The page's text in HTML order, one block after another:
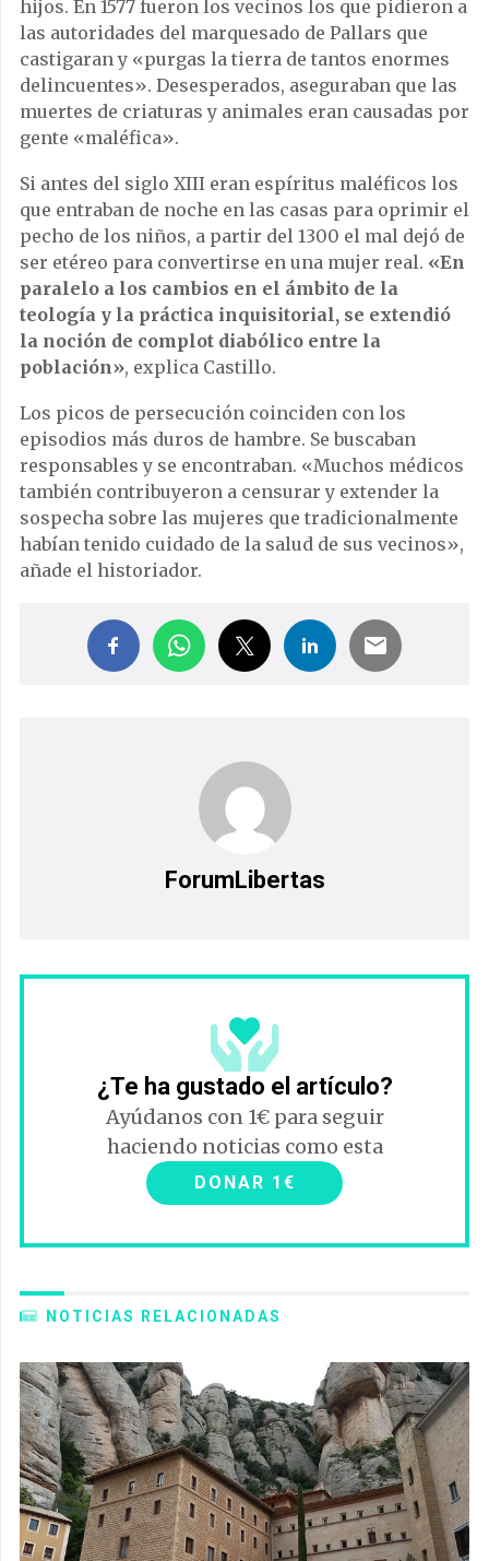
hijos. En 1577 fueron los vecinos los que pidieron a
las autoridades del marquesado de Pallars que
castigaran y «purgas la tierra de tantos enormes
delincuentes». Desesperados, aseguraban que las
muertes de criaturas y animales eran causadas por
gente «maléfica».
Si antes del siglo XIII eran espíritus maléficos los
que entraban de noche en las casas para oprimir el
pecho de los niños, a partir del 1300 el mal dejó de
ser etéreo para convertirse en una mujer real. «En
paralelo a los cambios en el ámbito de la
teología y la práctica inquisitorial, se extendió
la noción de complot diabólico entre la
población», explica Castillo.
Los picos de persecución coinciden con los
episodios más duros de hambre. Se buscaban
responsables y se encontraban. «Muchos médicos
también contribuyeron a censurar y extender la
sospecha sobre las mujeres que tradicionalmente
habían tenido cuidado de la salud de sus vecinos»,
añade el historiador.
ForumLibertas
¿Te ha gustado el artículo?
Ayúdanos con 1€ para seguir
haciendo noticias como esta
DONAR 1€
NOTICIAS RELACIONADAS